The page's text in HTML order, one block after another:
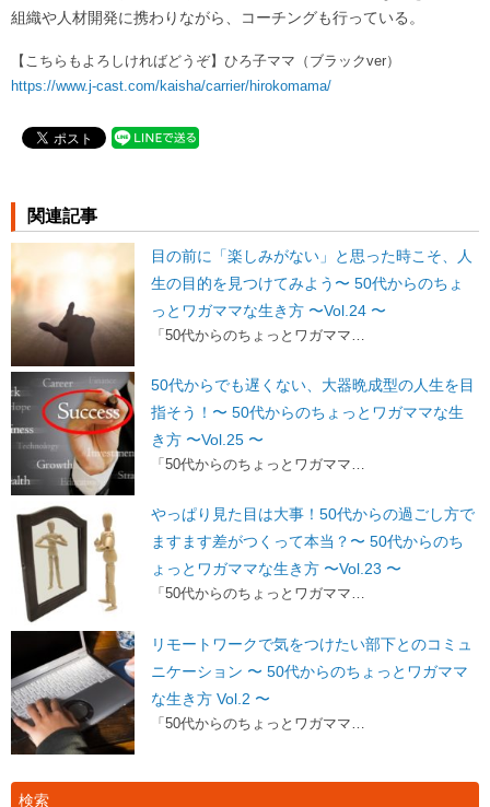
組織や人材開発に携わりながら、コーチングも行っている。
【こちらもよろしければどうぞ】ひろ子ママ（ブラックver）
https://www.j-cast.com/kaisha/carrier/hirokomama/
関連記事
目の前に「楽しみがない」と思った時こそ、人
生の目的を見つけてみよう〜 50代からのちょ
っとワガママな生き方 〜Vol.24 〜
「50代からのちょっとワガママ…
50代からでも遅くない、大器晩成型の人生を目
指そう！〜 50代からのちょっとワガママな生
き方 〜Vol.25 〜
「50代からのちょっとワガママ…
やっぱり見た目は大事！50代からの過ごし方で
ますます差がつくって本当？〜 50代からのち
ょっとワガママな生き方 〜Vol.23 〜
「50代からのちょっとワガママ…
リモートワークで気をつけたい部下とのコミュ
ニケーション 〜 50代からのちょっとワガママ
な生き方 Vol.2 〜
「50代からのちょっとワガママ…
検索